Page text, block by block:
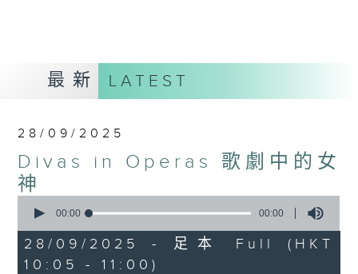
最新 LATEST
28/09/2025
Divas in Operas 歌劇中的女
神
seconds
0
seconds
00:00 00:00
28/09/2025 - 足本 Full (HKT
10:05 - 11:00)